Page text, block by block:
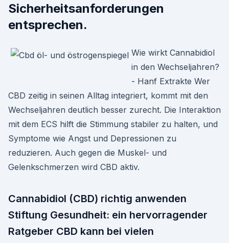
Sicherheitsanforderungen
entsprechen.
Wie wirkt Cannabidiol
in den Wechseljahren?
- Hanf Extrakte Wer
CBD zeitig in seinen Alltag integriert, kommt mit den
Wechseljahren deutlich besser zurecht. Die Interaktion
mit dem ECS hilft die Stimmung stabiler zu halten, und
Symptome wie Angst und Depressionen zu
reduzieren. Auch gegen die Muskel- und
Gelenkschmerzen wird CBD aktiv.
Cannabidiol (CBD) richtig anwenden
Stiftung Gesundheit: ein hervorragender
Ratgeber CBD kann bei vielen